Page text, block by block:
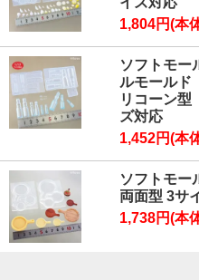
1,804円(本
ソフトモー
ルモールド
リコーン型
ズ対応
1,452円(本
ソフトモー
両面型 3サ
1,738円(本